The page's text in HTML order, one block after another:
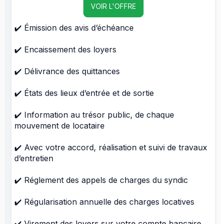
VOIR L'OFFRE
✔️ Émission des avis d’échéance
✔️ Encaissement des loyers
✔️ Délivrance des quittances
✔️ États des lieux d’entrée et de sortie
✔️ Information au trésor public, de chaque
mouvement de locataire
✔️ Avec votre accord, réalisation et suivi de travaux
d’entretien
✔️ Réglement des appels de charges du syndic
✔️ Régularisation annuelle des charges locatives